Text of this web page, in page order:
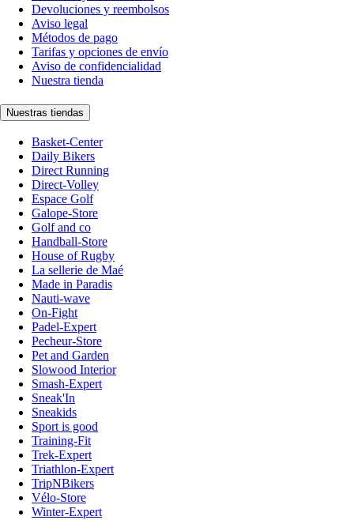
Devoluciones y reembolsos
Aviso legal
Métodos de pago
Tarifas y opciones de envío
Aviso de confidencialidad
Nuestra tienda
Nuestras tiendas
Basket-Center
Daily Bikers
Direct Running
Direct-Volley
Espace Golf
Galope-Store
Golf and co
Handball-Store
House of Rugby
La sellerie de Maé
Made in Paradis
Nauti-wave
On-Fight
Padel-Expert
Pecheur-Store
Pet and Garden
Slowood Interior
Smash-Expert
Sneak'In
Sneakids
Sport is good
Training-Fit
Trek-Expert
Triathlon-Expert
TripNBikers
Vélo-Store
Winter-Expert